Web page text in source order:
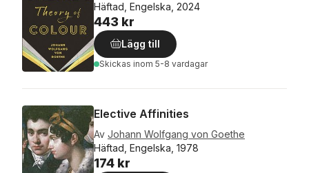
Häftad, Engelska, 2024
443 kr
Lägg till
Skickas inom 5-8 vardagar
Elective Affinities
Av Johann Wolfgang von Goethe
Häftad, Engelska, 1978
174 kr